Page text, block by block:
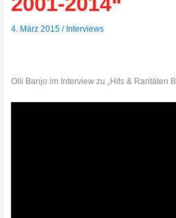
4. März 2015/ Interviews
Olli Banjo im Interview zu „Hits & Raritäten